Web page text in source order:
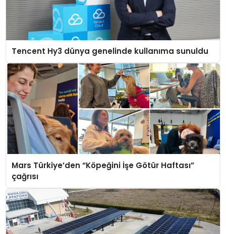
Tencent Hy3 dünya genelinde kullanıma sunuldu
Mars Türkiye’den “Köpeğini İşe Götür Haftası”
çağrısı